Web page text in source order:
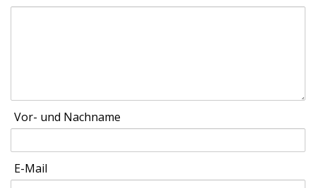
Vor- und Nachname
E-Mail